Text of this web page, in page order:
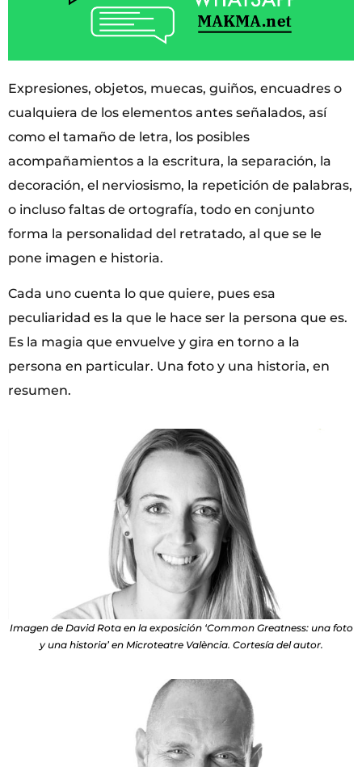
Expresiones, objetos, muecas, guiños, encuadres o
cualquiera de los elementos antes señalados, así
como el tamaño de letra, los posibles
acompañamientos a la escritura, la separación, la
decoración, el nerviosismo, la repetición de palabras,
o incluso faltas de ortografía, todo en conjunto
forma la personalidad del retratado, al que se le
pone imagen e historia.
Cada uno cuenta lo que quiere, pues esa
peculiaridad es la que le hace ser la persona que es.
Es la magia que envuelve y gira en torno a la
persona en particular. Una foto y una historia, en
resumen.
Imagen de David Rota en la exposición ‘Common Greatness: una foto
y una historia’ en Microteatre València. Cortesía del autor.